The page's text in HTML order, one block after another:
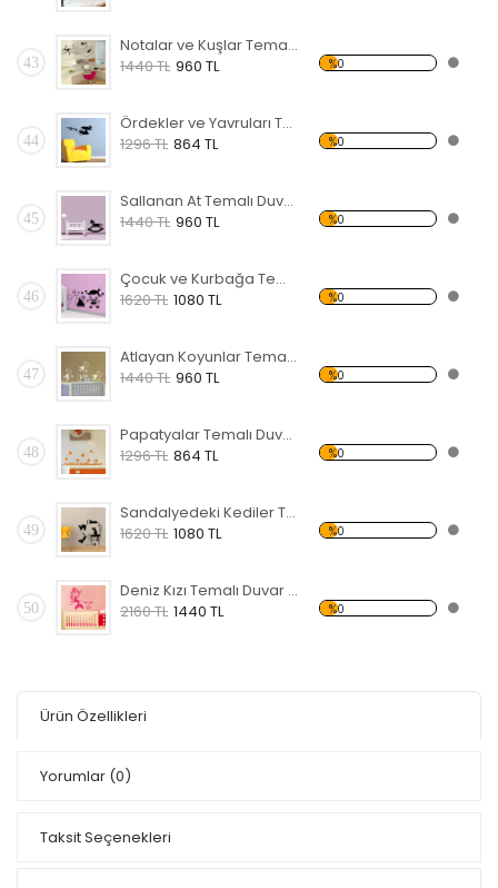
43
Notalar ve Kuşlar Temalı Duvar Sticker
1440 TL 960 TL %0
44
Ördekler ve Yavruları Temalı Duvar Sticker
1296 TL 864 TL %0
45
Sallanan At Temalı Duvar Sticker
1440 TL 960 TL %0
46
Çocuk ve Kurbağa Temalı Duvar Sticker
1620 TL 1080 TL %0
47
Atlayan Koyunlar Temalı Duvar Sticker
1440 TL 960 TL %0
48
Papatyalar Temalı Duvar Sticker
1296 TL 864 TL %0
49
Sandalyedeki Kediler Temalı Duvar Sticker
1620 TL 1080 TL %0
50
Deniz Kızı Temalı Duvar Sticker
2160 TL 1440 TL %0
Ürün Özellikleri
Yorumlar (0)
Taksit Seçenekleri